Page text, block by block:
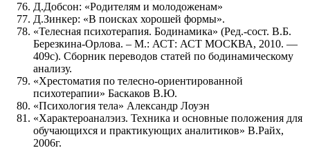
Д.Добсон: «Родителям и молодоженам»
Д.Зинкер: «В поисках хорошей формы».
«Телесная психотерапия. Бодинамика» (Ред.-сост. В.Б.
Березкина-Орлова. – М.: АСТ: АСТ МОСКВА, 2010. —
409с). Сборник переводов статей по бодинамическому
анализу.
«Хрестоматия по телесно-ориентированной
психотерапии» Баскаков В.Ю.
«Психология тела» Александр Лоуэн
«Характероаналэиз. Техника и основные положения для
обучающихся и практикующих аналитиков» В.Райх,
2006г.